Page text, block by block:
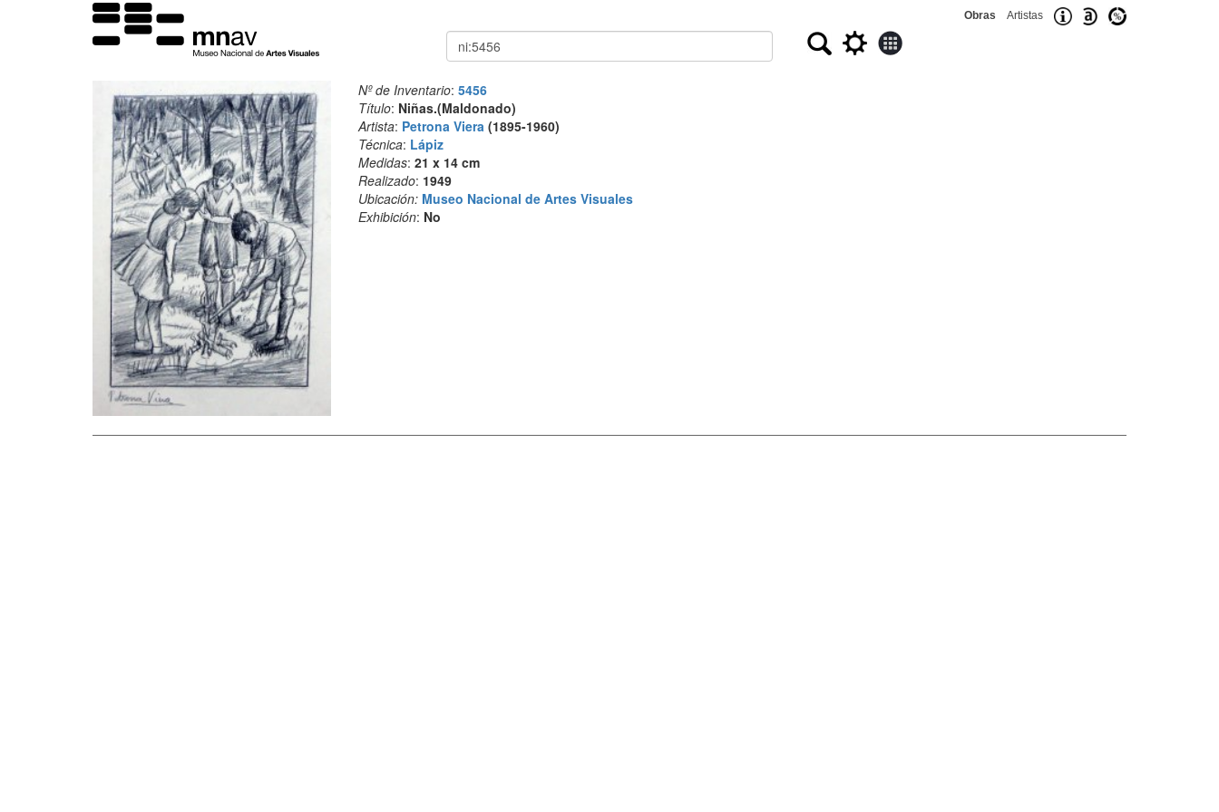
Obras Artistas
Buscar
Nº de Inventario: 5456
Título: Niñas.(Maldonado)
Artista: Petrona Viera(1895-1960)
Técnica: Lápiz
Medidas: 21 x 14 cm
Realizado: 1949
Ubicación: Museo Nacional de Artes Visuales
Exhibición: No